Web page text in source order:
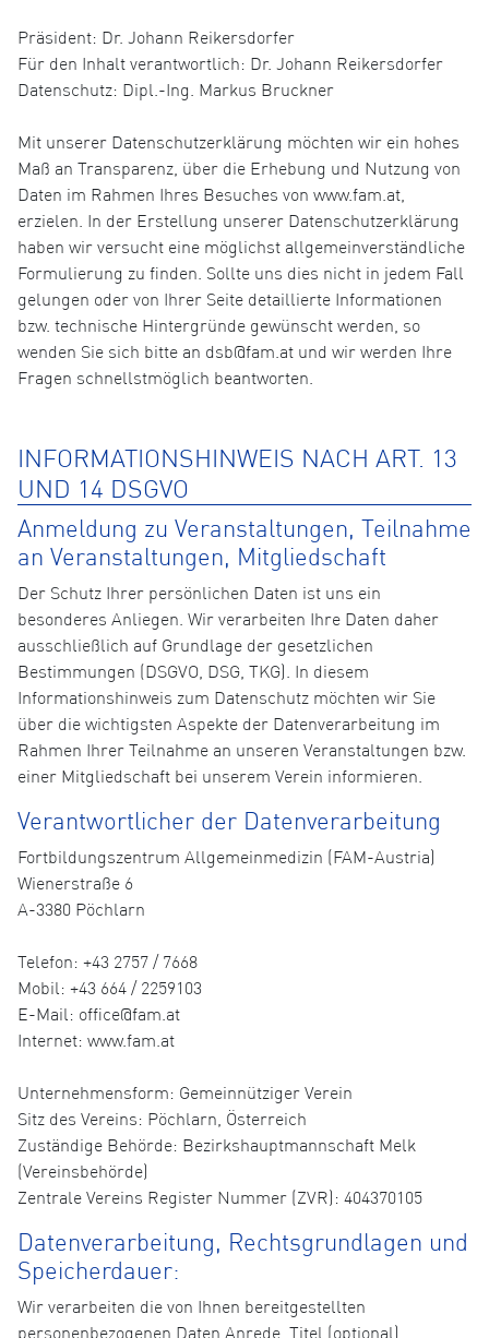
Präsident: Dr. Johann Reikersdorfer
Für den Inhalt verantwortlich: Dr. Johann Reikersdorfer
Datenschutz: Dipl.-Ing. Markus Bruckner
Mit unserer Datenschutzerklärung möchten wir ein hohes
Maß an Transparenz, über die Erhebung und Nutzung von
Daten im Rahmen Ihres Besuches von www.fam.at,
erzielen. In der Erstellung unserer Datenschutzerklärung
haben wir versucht eine möglichst allgemeinverständliche
Formulierung zu finden. Sollte uns dies nicht in jedem Fall
gelungen oder von Ihrer Seite detaillierte Informationen
bzw. technische Hintergründe gewünscht werden, so
wenden Sie sich bitte an dsb@fam.at und wir werden Ihre
Fragen schnellstmöglich beantworten.
INFORMATIONSHINWEIS NACH ART. 13
UND 14 DSGVO
Anmeldung zu Veranstaltungen, Teilnahme
an Veranstaltungen, Mitgliedschaft
Der Schutz Ihrer persönlichen Daten ist uns ein
besonderes Anliegen. Wir verarbeiten Ihre Daten daher
ausschließlich auf Grundlage der gesetzlichen
Bestimmungen (DSGVO, DSG, TKG). In diesem
Informationshinweis zum Datenschutz möchten wir Sie
über die wichtigsten Aspekte der Datenverarbeitung im
Rahmen Ihrer Teilnahme an unseren Veranstaltungen bzw.
einer Mitgliedschaft bei unserem Verein informieren.
Verantwortlicher der Datenverarbeitung
Fortbildungszentrum Allgemeinmedizin (FAM-Austria)
Wienerstraße 6
A-3380 Pöchlarn
Telefon: +43 2757 / 7668
Mobil: +43 664 / 2259103
E-Mail: office@fam.at
Internet: www.fam.at
Unternehmensform: Gemeinnütziger Verein
Sitz des Vereins: Pöchlarn, Österreich
Zuständige Behörde: Bezirkshauptmannschaft Melk
(Vereinsbehörde)
Zentrale Vereins Register Nummer (ZVR): 404370105
Datenverarbeitung, Rechtsgrundlagen und
Speicherdauer:
Wir verarbeiten die von Ihnen bereitgestellten
personenbezogenen Daten Anrede, Titel (optional),